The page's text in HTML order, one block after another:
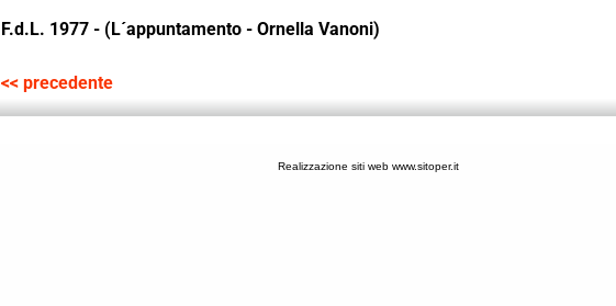
F.d.L. 1977 - (L´appuntamento - Ornella Vanoni)
<< precedente
Realizzazione siti web www.sitoper.it